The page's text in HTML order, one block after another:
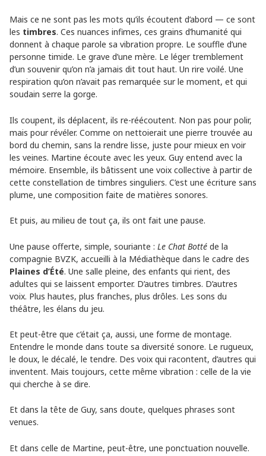
Mais ce ne sont pas les mots qu’ils écoutent d’abord — ce sont
les timbres. Ces nuances infimes, ces grains d’humanité qui
donnent à chaque parole sa vibration propre. Le souffle d’une
personne timide. Le grave d’une mère. Le léger tremblement
d’un souvenir qu’on n’a jamais dit tout haut. Un rire voilé. Une
respiration qu’on n’avait pas remarquée sur le moment, et qui
soudain serre la gorge.
Ils coupent, ils déplacent, ils re-réécoutent. Non pas pour polir,
mais pour révéler. Comme on nettoierait une pierre trouvée au
bord du chemin, sans la rendre lisse, juste pour mieux en voir
les veines. Martine écoute avec les yeux. Guy entend avec la
mémoire. Ensemble, ils bâtissent une voix collective à partir de
cette constellation de timbres singuliers. C’est une écriture sans
plume, une composition faite de matières sonores.
Et puis, au milieu de tout ça, ils ont fait une pause.
Une pause offerte, simple, souriante : Le Chat Bottéde la
compagnie BVZK, accueilli à la Médiathèque dans le cadre des
Plaines d’Été. Une salle pleine, des enfants qui rient, des
adultes qui se laissent emporter. D’autres timbres. D’autres
voix. Plus hautes, plus franches, plus drôles. Les sons du
théâtre, les élans du jeu.
Et peut-être que c’était ça, aussi, une forme de montage.
Entendre le monde dans toute sa diversité sonore. Le rugueux,
le doux, le décalé, le tendre. Des voix qui racontent, d’autres qui
inventent. Mais toujours, cette même vibration : celle de la vie
qui cherche à se dire.
Et dans la tête de Guy, sans doute, quelques phrases sont
venues.
Et dans celle de Martine, peut-être, une ponctuation nouvelle.